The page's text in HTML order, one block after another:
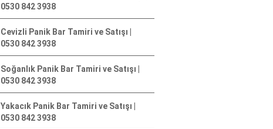
0530 842 3938
Cevizli Panik Bar Tamiri ve Satışı |
0530 842 3938
Soğanlık Panik Bar Tamiri ve Satışı |
0530 842 3938
Yakacık Panik Bar Tamiri ve Satışı |
0530 842 3938